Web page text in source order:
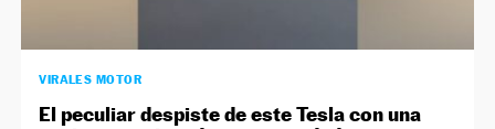
VIRALES MOTOR
El peculiar despiste de este Tesla con una